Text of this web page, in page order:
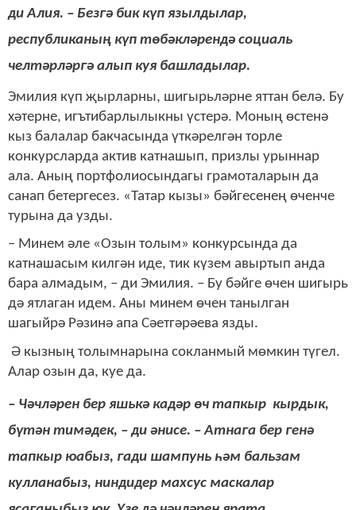
ди Алия. – Безгә бик күп язылдылар,
республиканың күп төбәкләрендә социаль
челтәрләргә алып куя башладылар.
Эмилия күп җырларны, шигырьләрне яттан белә. Бу
хәтерне, игътибарлылыкны үстерә. Моның өстенә
кыз балалар бакчасында үткәрелгән торле
конкурсларда актив катнашып, призлы урыннар
ала. Аның портфолиосындагы грамоталарын да
санап бетергесез. «Татар кызы» бәйгесенең өченче
турына да узды.
– Минем әле «Озын толым» конкурсында да
катнашасым килгән иде, тик күзем авыртып анда
бара алмадым, – ди Эмилия. – Бу бәйге өчен шигырь
дә ятлаган идем. Аны минем өчен танылган
шагыйрә Рәзинә апа Сәетгәрәева язды.
Ә кызның толымнарына сокланмый мөмкин түгел.
Алар озын да, куе да.
– Чәчләрен бер яшькә кадәр өч тапкыр кырдык,
бүтән тимәдек, – ди әнисе. – Атнага бер генә
тапкыр юабыз, гади шампунь һәм бальзам
кулланабыз, ниндидер махсус маскалар